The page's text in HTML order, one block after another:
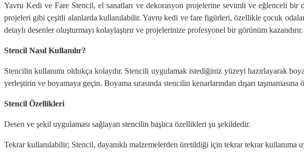
Yavru Kedi ve Fare Stencil, el sanatları ve dekorasyon projelerine sevimli ve eğlenceli bir
projeleri gibi çeşitli alanlarda kullanılabilir. Yavru kedi ve fare figürleri, özellikle çocuk
detaylı desenler oluşturmayı kolaylaştırır ve projelerinize profesyonel bir görünüm
Stencil Nasıl Kullanılır?
Stencilin kullanımı oldukça kolaydır. Stencili uygulamak istediğiniz yüzeyi hazırlayarak
yerleştirin ve boyamaya geçin. Boyama sırasında stencilin kenarlarından dışarı
Stencil Özellikleri
Desen ve şekil uygulaması sağlayan stencilin başlıca özellikleri şu şekildedir.
Tekrar kullanılabilir; Stencil, dayanıklı malzemelerden üretildiği için tekrar tekrar kullanıma